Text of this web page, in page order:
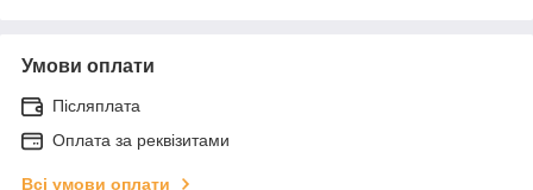
Умови оплати
Післяплата
Оплата за реквізитами
Всі умови оплати